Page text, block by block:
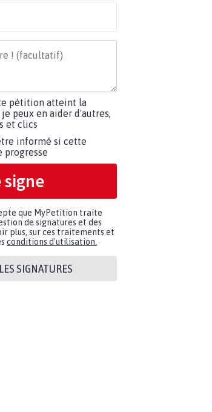
pétition atteint la
peux en aider d'autres,
et clics
informé si cette
progresse
signe
que MyPetition traite
de signatures et des
plus, sur ces traitements et
conditions d'utilisation.
SIGNATURES